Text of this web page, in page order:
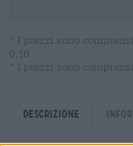
* I prezzi sono
0,10
* I prezzi sono
Descrizione